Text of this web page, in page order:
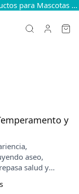
20 % de DESCUENTO en Todos los Productos para Mascotas — Mantén a Tus Mascotas Felices y Sanas
y
aseo,
salud y